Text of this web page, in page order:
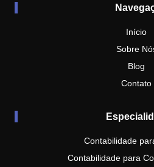
Início
Sobre
Blog
Contato
Contabilidade
Contabilidade para